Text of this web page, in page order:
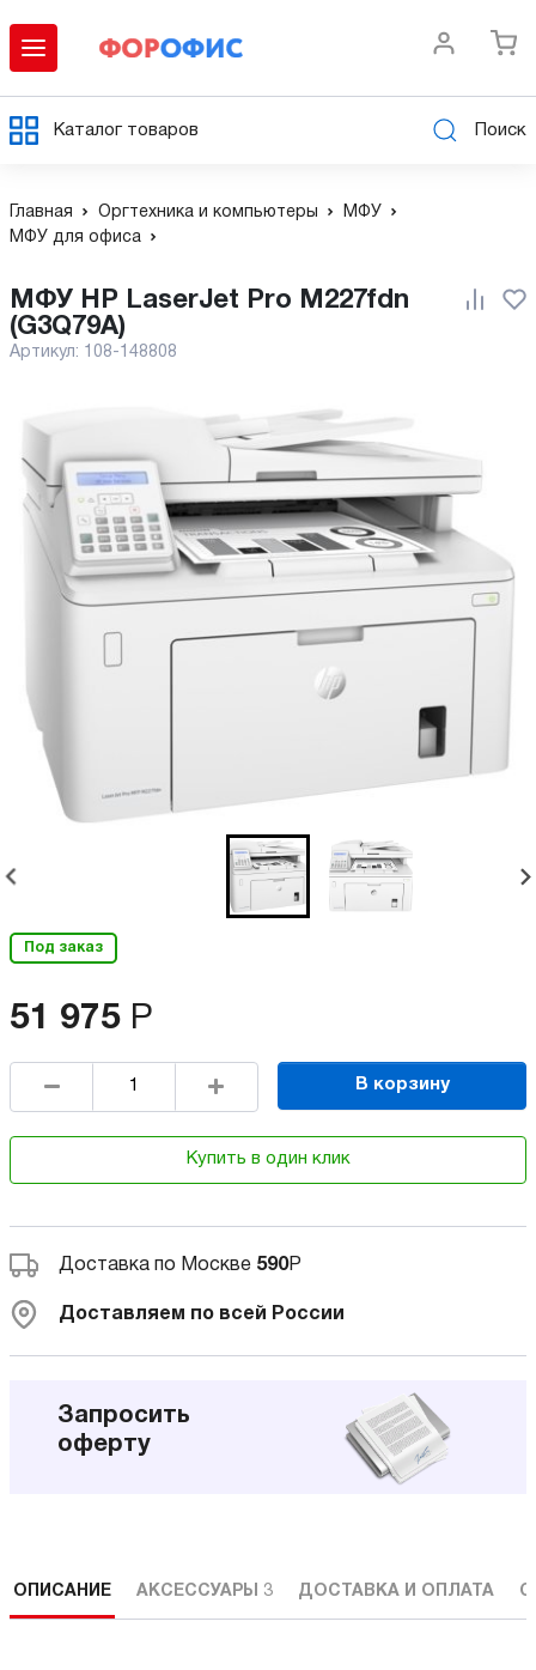
Каталог товаров Поиск
Главная Оргтехника и компьютеры
МФУ
МФУ для офиса
МФУ HP LaserJet Pro M227fdn
(G3Q79A)
Артикул: 108-148808
Под заказ
51 975 Р
В корзину
Купить в один клик
Доставка по Москве 590Р
Доставляем по всей России
Запросить
оферту
ОПИСАНИЕ АКСЕССУАРЫ 3 ДОСТАВКА И ОПЛАТА